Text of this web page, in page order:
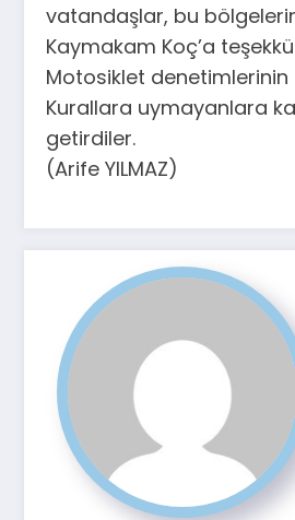
vatandaşlar, bu bölgelerin
Kaymakam Koç’a
Motosiklet
Kurallara uymayanlara
getirdiler.
(Arife YILMAZ)